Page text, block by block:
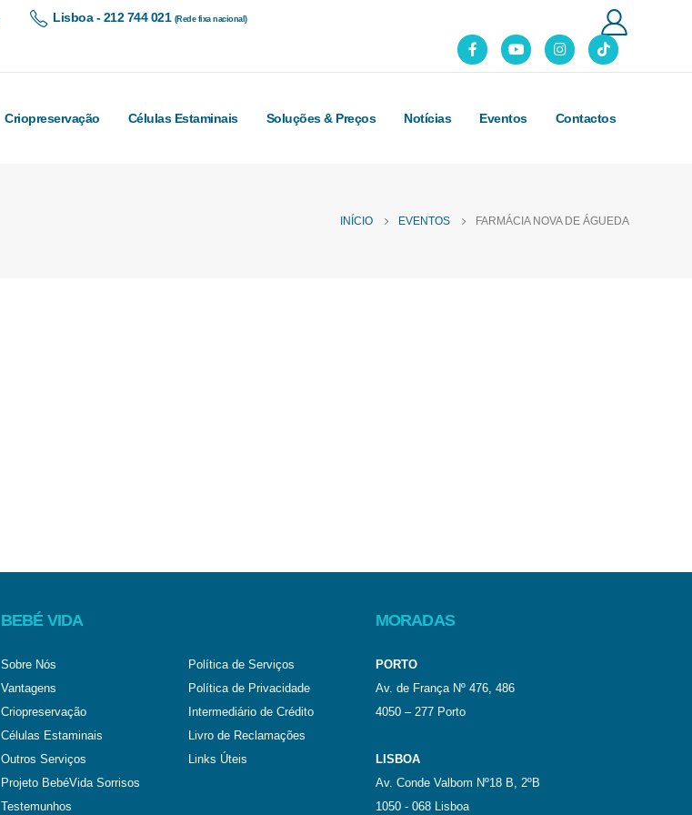
Lisboa - 212 744 021 (Rede fixa nacional)
Criopreservação Células Estaminais Soluções & Preços Notícias Eventos Contactos
INÍCIO EVENTOS FARMÁCIA NOVA DE ÁGUEDA
BEBÉ VIDA
Sobre Nós
Vantagens
Criopreservação
Células Estaminais
Outros Serviços
Projeto BebéVida Sorrisos
Testemunhos
Política de Serviços
Política de Privacidade
Intermediário de Crédito
Livro de Reclamações
Links Úteis
MORADAS
PORTO
Av. de França Nº 476, 486
4050 – 277 Porto
LISBOA
Av. Conde Valbom Nº18 B, 2ºB
1050 - 068 Lisboa